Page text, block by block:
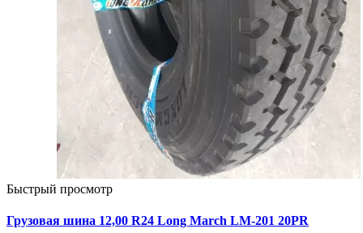
Быстрый просмотр
Грузовая шина 12,00 R24 Long March LM-201 20PR